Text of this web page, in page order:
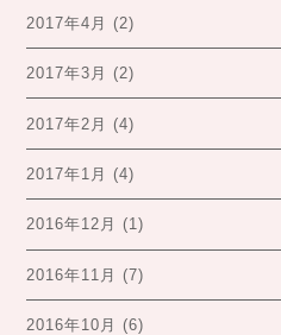
2017年4月 (2)
2017年3月 (2)
2017年2月 (4)
2017年1月 (4)
2016年12月 (1)
2016年11月 (7)
2016年10月 (6)